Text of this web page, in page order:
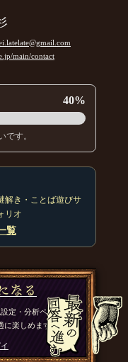
main/contact
40%
です。
解き・ことば遊びサ
リオ
覧
なる
定・分析ページの詳
に楽しめます。